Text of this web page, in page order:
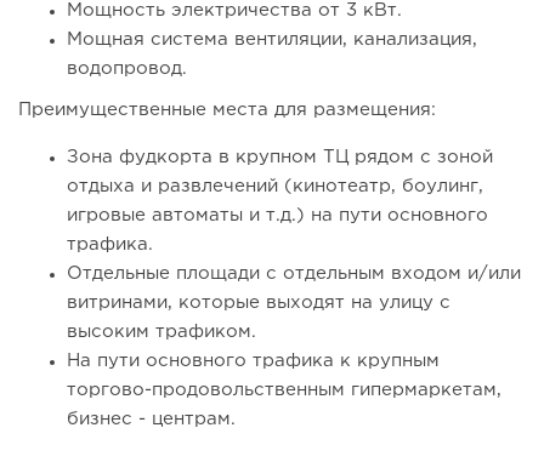
120
Отзыв SSL-сертификатов у банков: как это влияет на
российский...
Мощность электричества от 3 кВт.
Мощная система вентиляции, канализация,
водопровод.
Преимущественные места для размещения:
Зона фудкорта в крупном ТЦ рядом с зоной
отдыха и развлечений (кинотеатр, боулинг,
игровые автоматы и т.д.) на пути основного
трафика.
Отдельные площади с отдельным входом и/или
витринами, которые выходят на улицу с
высоким трафиком.
На пути основного трафика к крупным
торгово-продовольственным гипермаркетам,
бизнес - центрам.